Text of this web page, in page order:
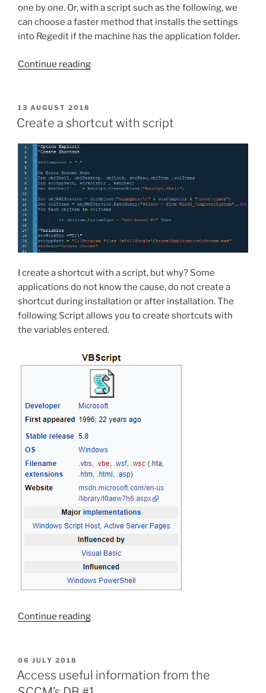
one by one. Or, with a script such as the following, we
can choose a faster method that installs the settings
into Regedit if the machine has the application folder.
Continue reading“If
appy
POSTED
ON
13 AUGUST 2018
Create a shortcut with script
I create a shortcut with a script, but why? Some
applications do not know the cause, do not create a
shortcut during installation or after installation. The
following Script allows you to create shortcuts with
the variables entered.
Continue reading“Create
script”
POSTED
ON
06 JULY 2018
Access useful information from the